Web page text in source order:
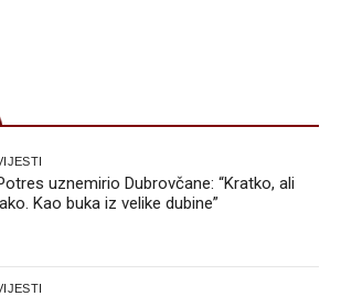
uznemirio Dubrovčane: “Kratko, ali
Kao buka iz velike dubine”